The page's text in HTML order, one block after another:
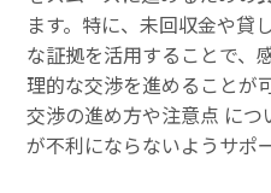
ます。特に、未回収金や貸
な証拠を活用することで、
理的な交渉を進めることが
交渉の進め方や注意点 に
が不利にならないようサポ